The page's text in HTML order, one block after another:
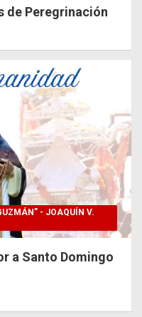
de Peregrinación
- JOAQUÍN V.
a Santo Domingo